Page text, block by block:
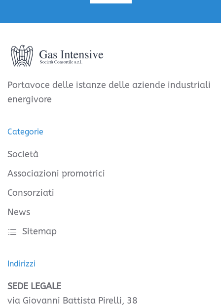
Portavoce delle istanze delle aziende industriali
energivore
Categorie
Società
Associazioni promotrici
Consorziati
News
Sitemap
Indirizzi
SEDE LEGALE
via Giovanni Battista Pirelli, 38